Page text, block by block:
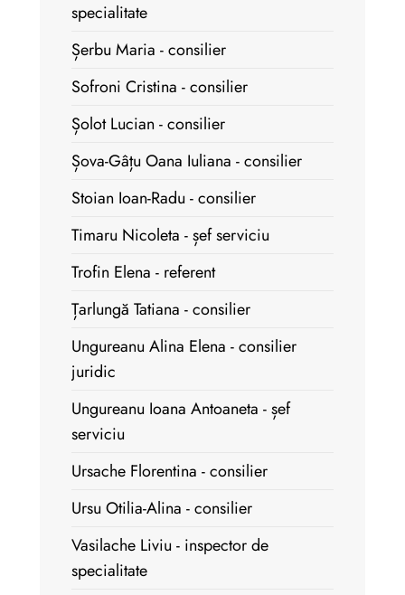
specialitate
Șerbu Maria - consilier
Sofroni Cristina - consilier
Șolot Lucian - consilier
Șova-Gâțu Oana Iuliana - consilier
Stoian Ioan-Radu - consilier
Timaru Nicoleta - șef serviciu
Trofin Elena - referent
Țarlungă Tatiana - consilier
Ungureanu Alina Elena - consilier
juridic
Ungureanu Ioana Antoaneta - șef
serviciu
Ursache Florentina - consilier
Ursu Otilia-Alina - consilier
Vasilache Liviu - inspector de
specialitate